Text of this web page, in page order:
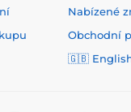
Nabízené
Obchodní
🇬🇧